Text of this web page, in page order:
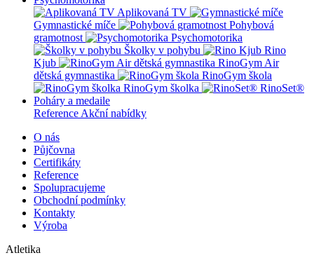
Aplikovaná TV
Gymnastické míče
Pohybová
gramotnost
Psychomotorika
Školky v pohybu
Rino
Kjub
RinoGym Air
dětská gymnastika
RinoGym škola
RinoGym školka
RinoSet®
Poháry a medaile
Reference Akční nabídky
O nás
Půjčovna
Certifikáty
Reference
Spolupracujeme
Obchodní podmínky
Kontakty
Výroba
Atletika